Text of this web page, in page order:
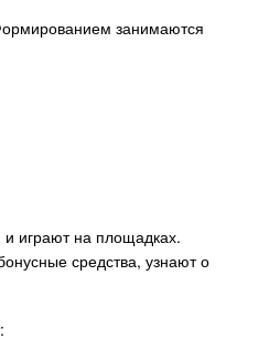
занимаются
и играют на площадках.
средства, узнают о